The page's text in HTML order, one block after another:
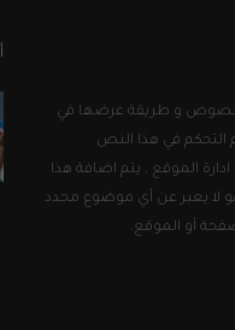
و طريقة عرضها في
التحكم في هذا النص
الموقع . يتم اضافة هذا
لا يعبر عن أي موضوع محدد
أو الموقع.